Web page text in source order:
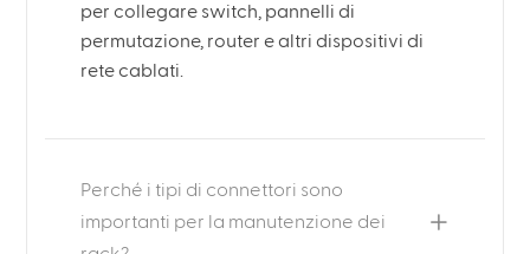
per collegare switch, pannelli di
permutazione, router e altri dispositivi di
rete cablati.
Perché i tipi di connettori sono
importanti per la manutenzione dei